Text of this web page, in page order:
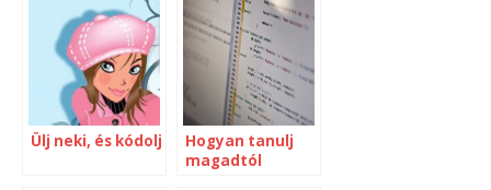
Ülj neki, és kódolj
Hogyan tanulj
magadtól